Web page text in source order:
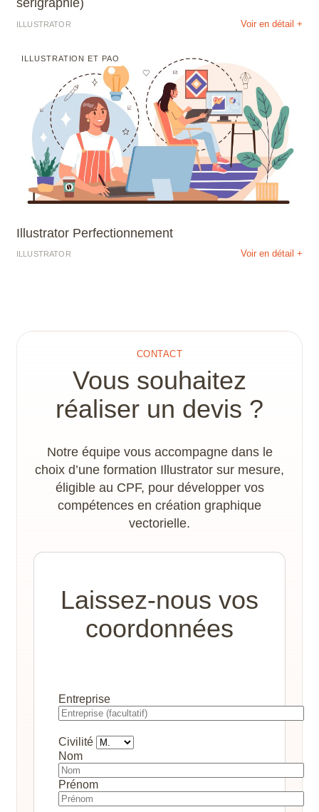
ILLUSTRATOR Voir en détail +
ILLUSTRATION ET PAO
Illustrator Perfectionnement
ILLUSTRATOR Voir en détail +
CONTACT
Vous souhaitez
réaliser un devis ?
Notre équipe vous accompagne dans le
choix d’une formation Illustrator sur mesure,
éligible au CPF, pour développer vos
compétences en création graphique
vectorielle.
Laissez-nous vos
coordonnées
Entreprise
Civilité
Nom
Prénom